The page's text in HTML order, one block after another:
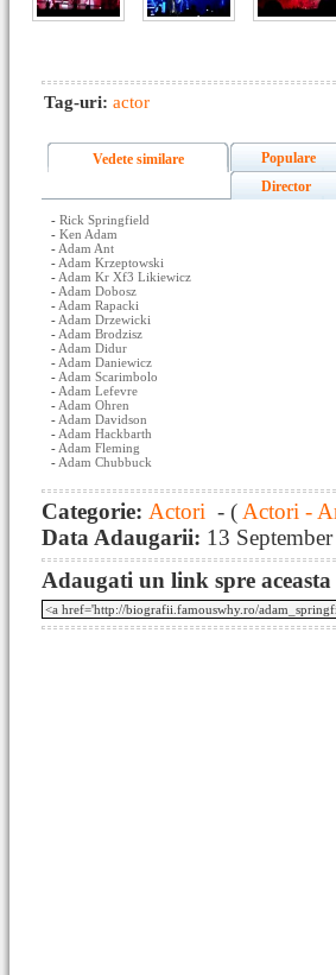
Tag-uri: actor
Vedete similare Populare
Director
- Rick Springfield
- Ken Adam
- Adam Ant
- Adam Krzeptowski
- Adam Kr Xf3 Likiewicz
- Adam Dobosz
- Adam Rapacki
- Adam Drzewicki
- Adam Brodzisz
- Adam Didur
- Adam Daniewicz
- Adam Scarimbolo
- Adam Lefevre
- Adam Ohren
- Adam Davidson
- Adam Hackbarth
- Adam Fleming
- Adam Chubbuck
Categorie: Actori - ( Actori -
Data Adaugarii: 13
Adaugati un link spre